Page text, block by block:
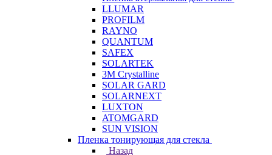
LLUMAR
PROFILM
RAYNO
QUANTUM
SAFEX
SOLARTEK
3M Crystalline
SOLAR GARD
SOLARNEXT
LUXTON
ATOMGARD
SUN VISION
Пленка тонирующая для стекла
Назад